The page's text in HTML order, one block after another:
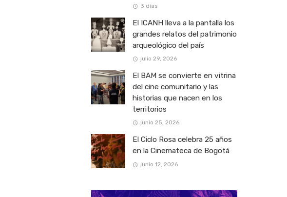
3 días
El ICANH lleva a la pantalla los
grandes relatos del patrimonio
arqueológico del país
julio 29, 2026
El BAM se convierte en vitrina
del cine comunitario y las
historias que nacen en los
territorios
junio 25, 2026
El Ciclo Rosa celebra 25 años
en la Cinemateca de Bogotá
junio 12, 2026